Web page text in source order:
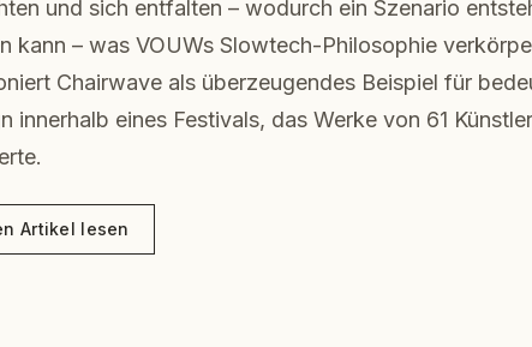
und sich entfalten – wodurch ein Szenario
kann – was VOUWs Slowtech-Philosophie
Chairwave als überzeugendes Beispiel für
innerhalb eines Festivals, das Werke von 61
Artikel lesen